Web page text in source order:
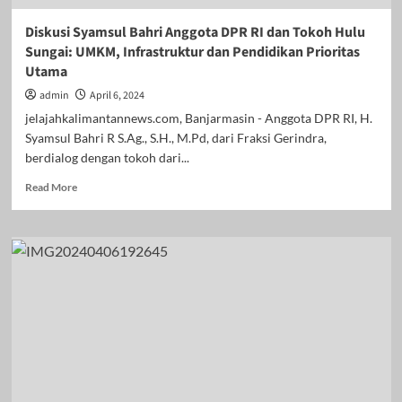
Diskusi Syamsul Bahri Anggota DPR RI dan Tokoh Hulu
Sungai: UMKM, Infrastruktur dan Pendidikan Prioritas
Utama
admin
April 6, 2024
jelajahkalimantannews.com, Banjarmasin - Anggota DPR RI, H.
Syamsul Bahri R S.Ag., S.H., M.Pd, dari Fraksi Gerindra,
berdialog dengan tokoh dari...
Read MoreRead
Syamsul